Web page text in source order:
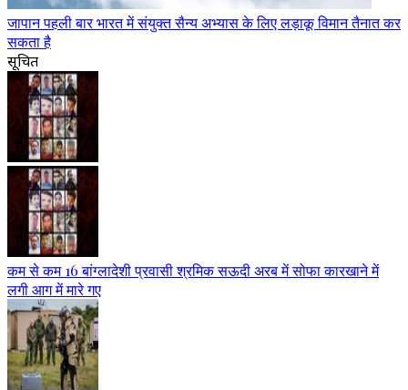
जापान पहली बार भारत में संयुक्त सैन्य अभ्यास के लिए लड़ाकू विमान तैनात कर
सकता है
सूचित
कम से कम 16 बांग्लादेशी प्रवासी श्रमिक सऊदी अरब में सोफा कारखाने में
लगी आग में मारे गए